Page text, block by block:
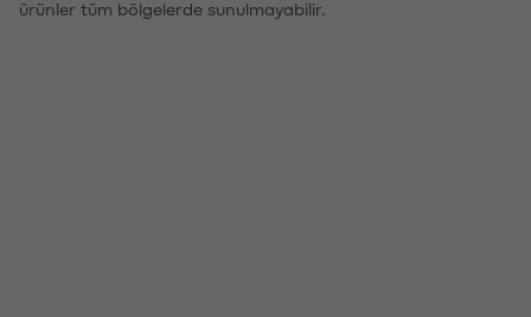
ürünler tüm bölgelerde sunulmayabilir.